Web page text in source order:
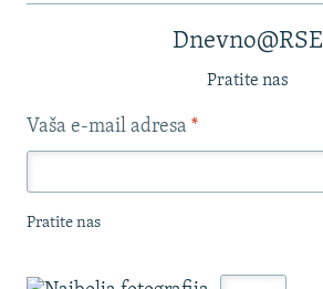
Dnevno@RSE
Pratite nas
Vaša e-mail adresa *
Pratite nas